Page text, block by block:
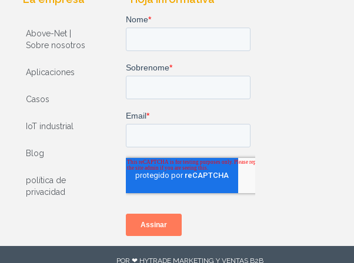
Above-Net |
Sobre nosotros
Aplicaciones
Casos
IoT industrial
Blog
política de
privacidad
POR ❤ HYTRADE MARKETING Y VENTAS B2B